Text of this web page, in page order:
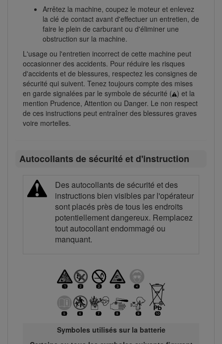
Arrêtez la machine, coupez le moteur et enlevez
la clé de contact avant d'effectuer un entretien, de
faire le plein de carburant ou d'éliminer une
obstruction sur la machine.
L'usage ou l'entretien incorrect de cette machine peut
occasionner des accidents. Pour réduire les risques
d'accidents et de blessures, respectez les consignes de
sécurité qui suivent. Tenez toujours compte des mises
en garde signalées par le symbole de sécurité ( ) et la
mention Prudence, Attention ou Danger. Le non respect
de ces instructions peut entraîner des blessures graves
voire mortelles.
Autocollants de sécurité et d'instruction
Des autocollants de sécurité et des
instructions bien visibles par l'opérateur
sont placés près de tous les endroits
potentiellement dangereux. Remplacez
tout autocollant endommagé ou
manquant.
Symboles utilisés sur la batterie